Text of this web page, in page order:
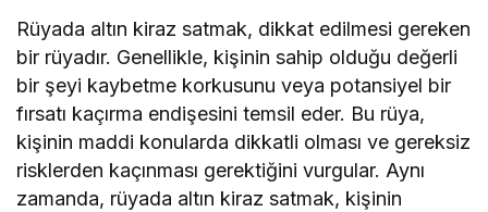
Rüyada altın kiraz satmak, dikkat edilmesi gereken
bir rüyadır. Genellikle, kişinin sahip olduğu değerli
bir şeyi kaybetme korkusunu veya potansiyel bir
fırsatı kaçırma endişesini temsil eder. Bu rüya,
kişinin maddi konularda dikkatli olması ve gereksiz
risklerden kaçınması gerektiğini vurgular. Aynı
zamanda, rüyada altın kiraz satmak, kişinin